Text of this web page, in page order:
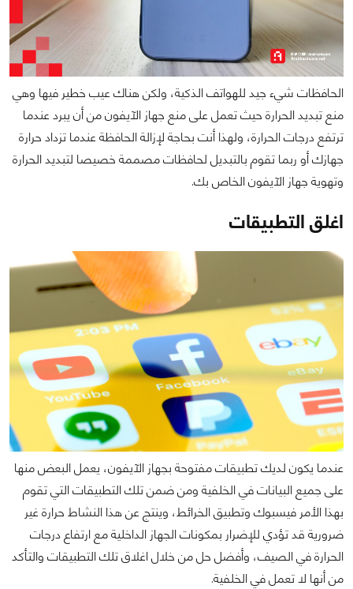
الحافظات شيء جيد للهواتف الذكية، ولكن هناك عيب خطير فيها وهي
منع تبديد الحرارة حيث تعمل على منع جهاز الآيفون من أن يبرد عندما
ترتفع درجات الحرارة، ولهذا أنت بحاجة لإزالة الحافظة عندما تزداد حرارة
جهازك أو ربما تقوم بالتبديل لحافظات مصممة خصيصا لتبديد الحرارة
وتهوية جهاز الآيفون الخاص بك.
اغلق التطبيقات
عندما يكون لديك تطبيقات مفتوحة بجهاز الآيفون، يعمل البعض منها
على جميع البيانات في الخلفية ومن ضمن تلك التطبيقات التي تقوم
بهذا الأمر فيسبوك وتطبيق الخرائط، وينتج عن هذا النشاط حرارة غير
ضرورية قد تؤدي للإضرار بمكونات الجهاز الداخلية مع ارتفاع درجات
الحرارة في الصيف، وأفضل حل من خلال اغلاق تلك التطبيقات والتأكد
من أنها لا تعمل في الخلفية.